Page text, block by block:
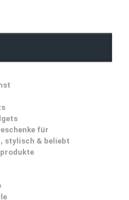
für
stylisch & beliebt